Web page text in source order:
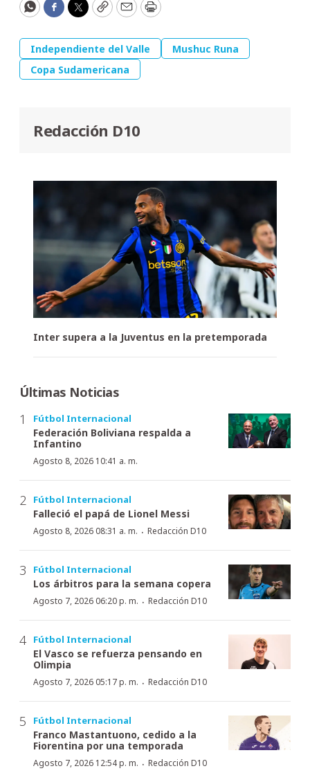
WhatsApp
Facebook
Twitter
CopyEmailPrint
Independiente del Valle
Mushuc Runa
Copa Sudamericana
Redacción D10
Inter supera a la Juventus en la pretemporada
Últimas Noticias
Fútbol Internacional
Federación Boliviana respalda a
Infantino
Agosto 8, 2026 10:41 a. m.
Fútbol Internacional
Falleció el papá de Lionel Messi
Agosto 8, 2026 08:31 a. m. · Redacción D10
Fútbol Internacional
Los árbitros para la semana copera
Agosto 7, 2026 06:20 p. m. · Redacción D10
Fútbol Internacional
El Vasco se refuerza pensando en
Olimpia
Agosto 7, 2026 05:17 p. m. · Redacción D10
Fútbol Internacional
Franco Mastantuono, cedido a la
Fiorentina por una temporada
Agosto 7, 2026 12:54 p. m. · Redacción D10